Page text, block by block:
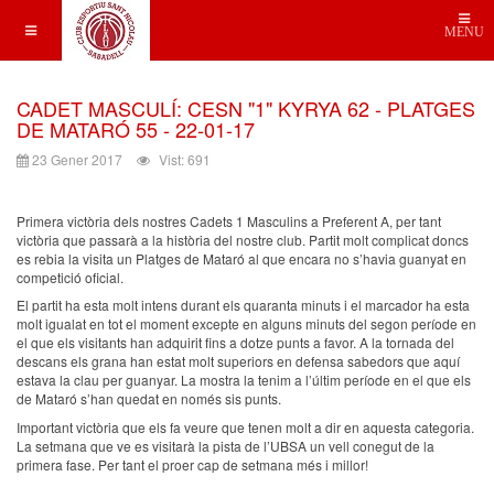
MENU
CADET MASCULÍ: CESN "1" KYRYA 62 - PLATGES
DE MATARÓ 55 - 22-01-17
23 Gener 2017 Vist: 691
Primera victòria dels nostres Cadets 1 Masculins a Preferent A, per tant
victòria que passarà a la història del nostre club. Partit molt complicat doncs
es rebia la visita un Platges de Mataró al que encara no s’havia guanyat en
competició oficial.
El partit ha esta molt intens durant els quaranta minuts i el marcador ha esta
molt igualat en tot el moment excepte en alguns minuts del segon període en
el que els visitants han adquirit fins a dotze punts a favor. A la tornada del
descans els grana han estat molt superiors en defensa sabedors que aquí
estava la clau per guanyar. La mostra la tenim a l’últim període en el que els
de Mataró s’han quedat en només sis punts.
Important victòria que els fa veure que tenen molt a dir en aquesta categoria.
La setmana que ve es visitarà la pista de l’UBSA un vell conegut de la
primera fase. Per tant el proer cap de setmana més i millor!